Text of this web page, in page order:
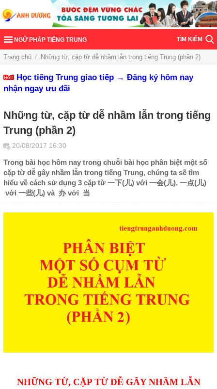
NGỮ PHÁP TIẾNG TRUNG TÌM KIẾM
Trang chủ / Những từ, cặp từ dễ nhầm lẫn trong tiếng Trung (phần 2)
Học tiếng Trung giao tiếp → Đăng ký hôm nay
nhận ngay ưu đãi
Những từ, cặp từ dễ nhầm lẫn trong tiếng
Trung (phần 2)
20/08/2017 16:30
Trong bài học hôm nay trong chuỗi bài học phân biệt một số
cặp từ dễ gây nhầm lẫn trong tiếng Trung, chúng ta sẽ tìm
hiểu về cách sử dụng 3 cặp từ 一下(儿) với 一会(儿), 一点(儿)
với 一些(儿) và 办 với 当
NHỮNG TỪ, CẶP TỪ DỄ GÂY NHẦM LẪN